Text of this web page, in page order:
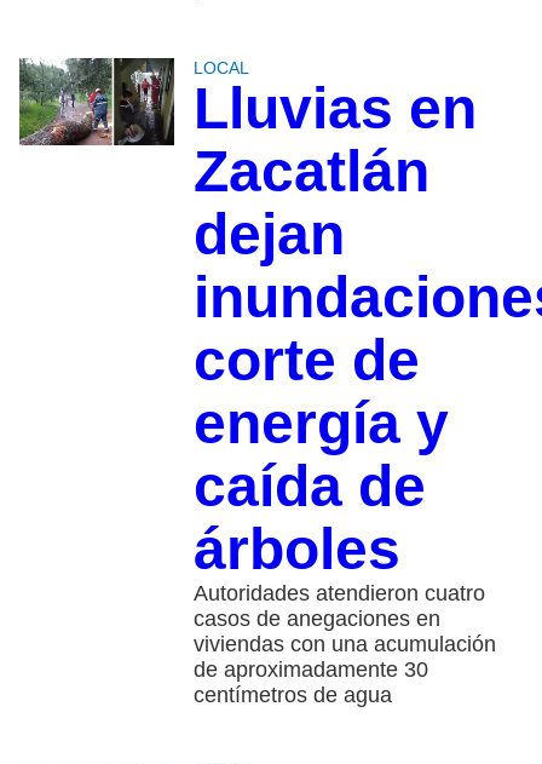
LOCAL
Lluvias en
Zacatlán
dejan
corte de
energía y
caída de
árboles
Autoridades atendieron cuatro
casos de anegaciones en
viviendas con una acumulación
de aproximadamente 30
centímetros de agua